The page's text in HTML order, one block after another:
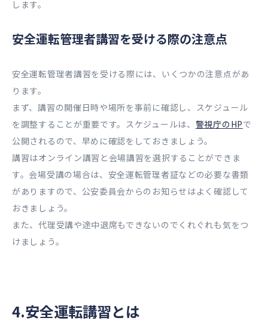
します。
安全運転管理者講習を受ける際の注意点
安全運転管理者講習を受ける際には、いくつかの注意点があ
ります。
まず、講習の開催日時や場所を事前に確認し、スケジュール
を調整することが重要です。スケジュールは、 警視庁のHPで
公開されるので、早めに確認をしておきましょう。
講習はオンライン講習と会場講習を選択することができま
す。会場受講の場合は、安全運転管理者証などの必要な書類
がありますので、公安委員会からのお知らせはよく確認して
おきましょう。
また、代理受講や途中退席もできないのでくれぐれも気をつ
けましょう。
4.安全運転講習とは